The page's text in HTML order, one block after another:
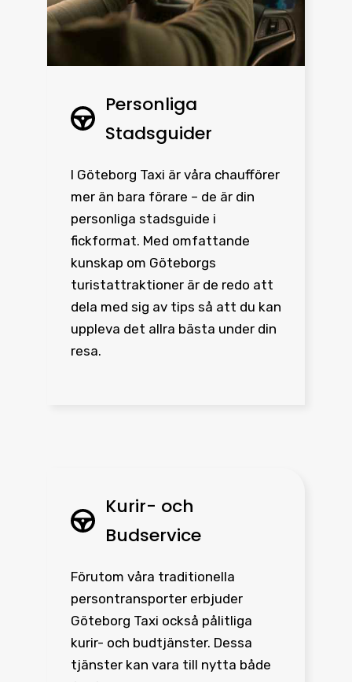
Personliga
Stadsguider
I Göteborg Taxi är våra chaufförer
mer än bara förare – de är din
personliga stadsguide i
fickformat. Med omfattande
kunskap om Göteborgs
turistattraktioner är de redo att
dela med sig av tips så att du kan
uppleva det allra bästa under din
resa.
Kurir- och
Budservice
Förutom våra traditionella
persontransporter erbjuder
Göteborg Taxi också pålitliga
kurir- och budtjänster. Dessa
tjänster kan vara till nytta både